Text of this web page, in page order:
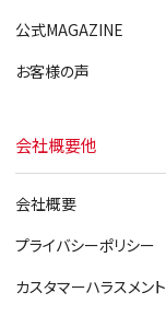
公式MAGAZINE
お客様の声
会社概要他
会社概要
プライバシーポリシー
カスタマーハラスメント